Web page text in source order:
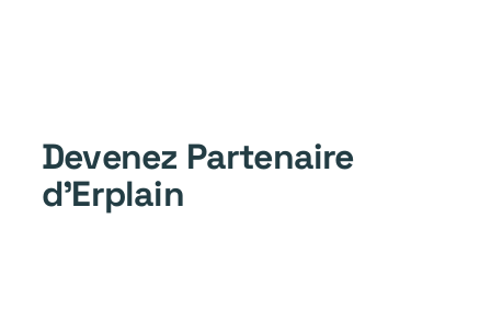
Devenez Partenaire
d'Erplain